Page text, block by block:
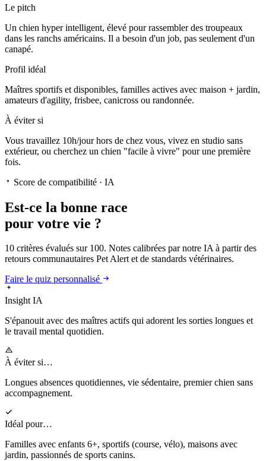
Le pitch
Un chien hyper intelligent, élevé pour rassembler des troupeaux
dans les ranchs américains. Il a besoin d'un job, pas seulement d'un
canapé.
Profil idéal
Maîtres sportifs et disponibles, familles actives avec maison + jardin,
amateurs d'agility, frisbee, canicross ou randonnée.
À éviter si
Vous travaillez 10h/jour hors de chez vous, vivez en studio sans
extérieur, ou cherchez un chien "facile à vivre" pour une première
fois.
Score de compatibilité · IA
Est-ce la bonne race
pour votre vie ?
10 critères évalués sur 100. Notes calibrées par notre IA à partir des
retours communautaires Pet Alert et de standards vétérinaires.
Faire le quiz personnalisé
Insight IA
S'épanouitavec des maîtres actifs qui adorent les sorties longues et
le travail mental quotidien.
À éviter si…
Longues absences quotidiennes, vie sédentaire, premier chien sans
accompagnement.
Idéal pour…
Familles avec enfants 6+, sportifs (course, vélo), maisons avec
jardin, passionnés de sports canins.